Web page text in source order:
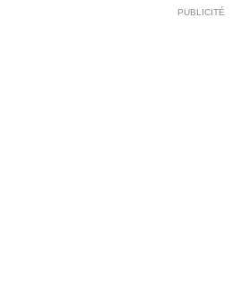
PUBLICITÉ